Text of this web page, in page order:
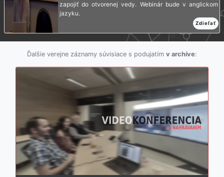
zapojiť do otvorenej vedy. Webinár bude v anglickom
jazyku.
Zdieľať
Ďalšie verejne záznamy súvisiace s podujatím v archíve: